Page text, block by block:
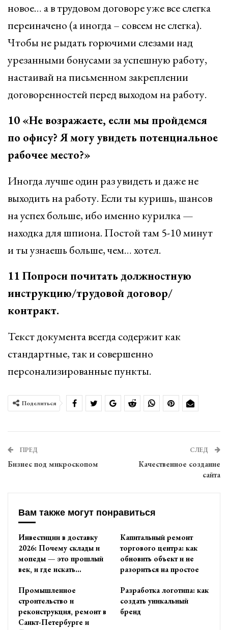
новое… а в трудовом договоре уже все слегка
переиначено (а иногда – совсем не слегка).
Чтобы не рыдать горючими слезами над
урезанными бонусами за успешную работу,
настаивай на письменном закреплении
договоренностей перед выходом на работу.
10 «Не возражаете, если мы пройдемся
по офису? Я могу увидеть потенциальное
рабочее место?»
Иногда лучше один раз увидеть и даже не
выходить на работу. Если ты куришь, шансов
на успех больше, ибо именно курилка —
находка для шпиона. Постой там 5-10 минут
и ты узнаешь больше, чем… хотел.
11 Попроси почитать должностную
инструкцию/трудовой договор/
контракт.
Текст документа всегда содержит как
стандартные, так и совершенно
персонализированные пункты.
Поделиться
ПРЕД
Бизнес под микроскопом
СЛЕД
Качественное создание
сайта
Вам также могут понравиться
Инвестиции в доставку
2026: Почему склады и
мопеды — это прошлый
век, и где искать…
Капитальный ремонт
торгового центра: как
обновить объект и не
разориться на простое
Промышленное
строительство и
реконструкция, ремонт в
Санкт-Петербурге и
Разработка логотипа: как
создать уникальный
бренд